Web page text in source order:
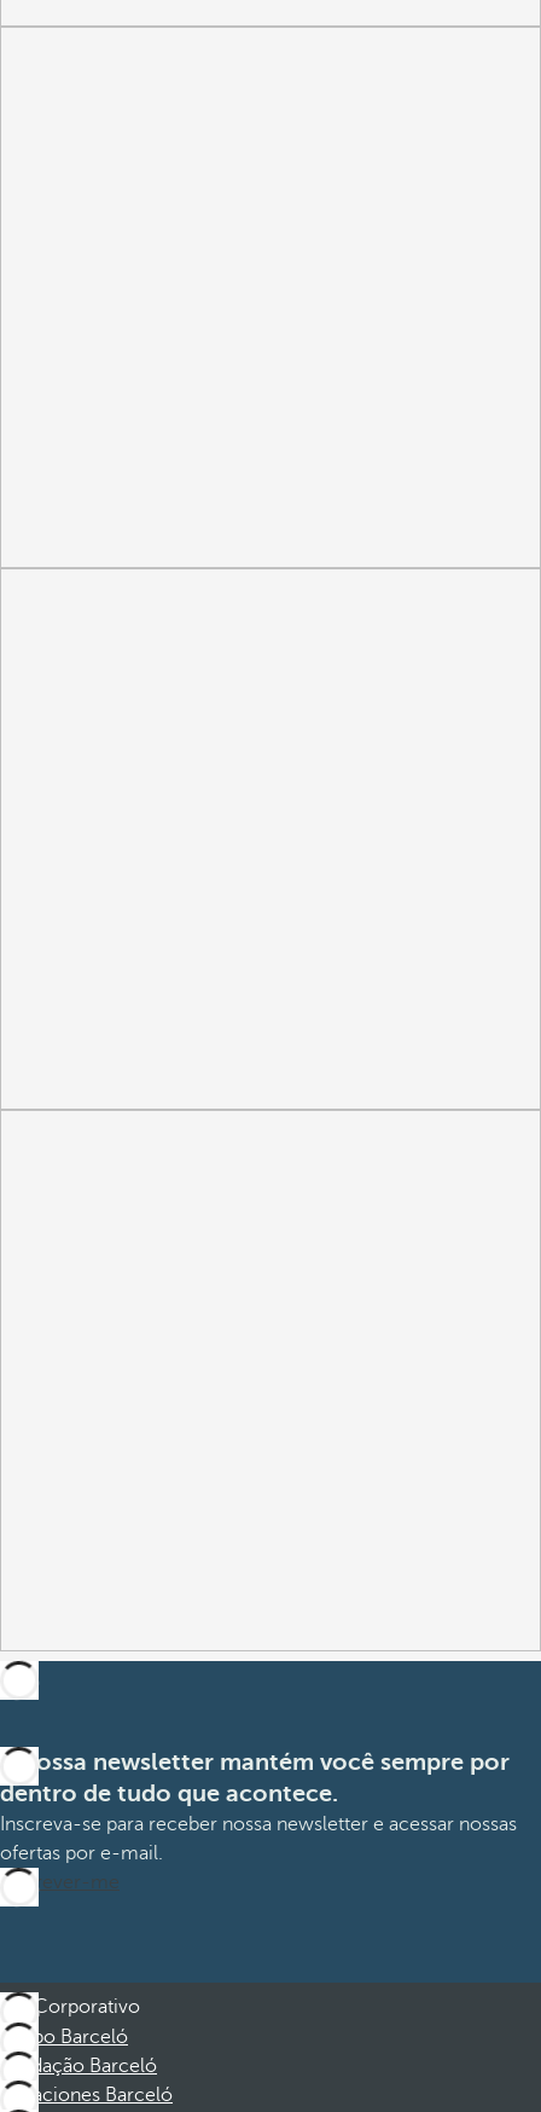
A nossa newsletter mantém você sempre por
dentro de tudo que acontece.
Inscreva-se para receber nossa newsletter e acessar nossas
ofertas por e-mail.
Inscrever-me
Corporativo
Grupo Barceló
Fundação Barceló
Vacaciones Barceló